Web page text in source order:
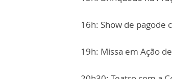
16h: Show de pagode
19h: Missa em Ação